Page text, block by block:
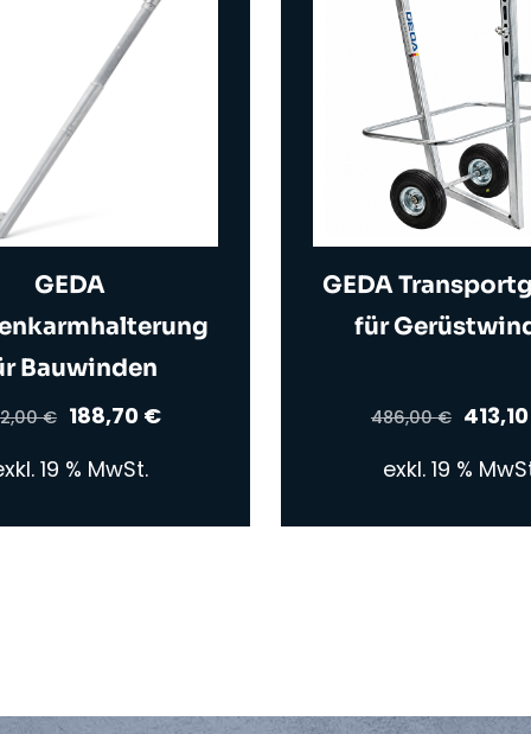
GEDA
Bauwinden
€ Ursprünglicher
war:
188,70 €Aktueller
19 % MwSt.
GEDA
für
486,00€
war:
413,10
exkl. 19 %